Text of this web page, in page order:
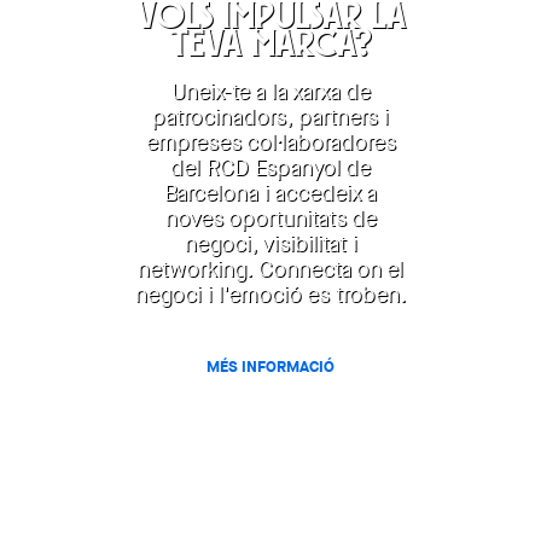
VOLS IMPULSAR LA
TEVA MARCA?
Uneix-te a la xarxa de
patrocinadors, partners i
empreses col·laboradores
del RCD Espanyol de
Barcelona i accedeix a
noves oportunitats de
negoci, visibilitat i
networking. Connecta on el
negoci i l'emoció es troben.
MÉS INFORMACIÓ